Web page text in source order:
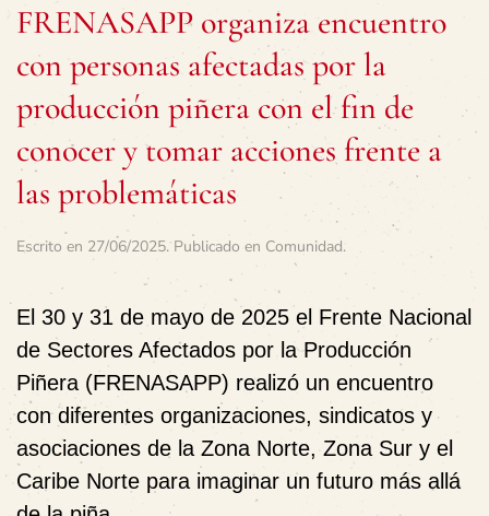
FRENASAPP organiza encuentro
con personas afectadas por la
producción piñera con el fin de
conocer y tomar acciones frente a
las problemáticas
Escrito en 27/06/2025. Publicado en Comunidad.
El 30 y 31 de mayo de 2025 el Frente Nacional
de Sectores Afectados por la Producción
Piñera (FRENASAPP) realizó un encuentro
con diferentes organizaciones, sindicatos y
asociaciones de la Zona Norte, Zona Sur y el
Caribe Norte para imaginar un futuro más allá